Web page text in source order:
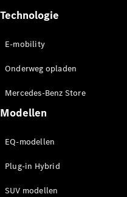
Benz
Nederland
Mercedes-
Werken bij
Technologie
E-mobility
Onderweg opladen
Mercedes-Benz Store
Modellen
EQ-modellen
Plug-in Hybrid
SUV modellen